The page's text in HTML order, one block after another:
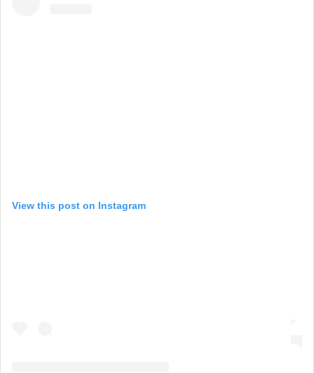
View this post on Instagram